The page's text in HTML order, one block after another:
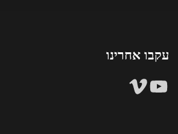
עקבו אחרינו
YouTube
Vimeo